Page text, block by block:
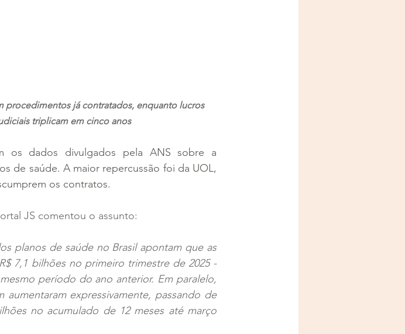
procedimentos já contratados, enquanto lucros
triplicam em cinco anos
os dados divulgados pela ANS sobre a
de saúde. A maior repercussão foi da UOL,
os contratos.
JS comentou o assunto:
planos de saúde no Brasil apontam que as
7,1 bilhões no primeiro trimestre de 2025 -
período do ano anterior. Em paralelo,
expressivamente, passando de
no acumulado de 12 meses até março